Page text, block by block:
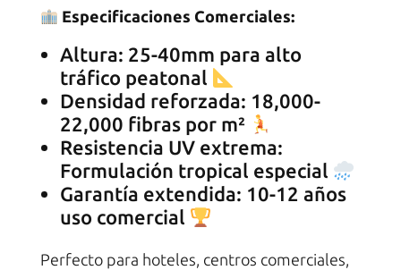
Especificaciones Comerciales:
Altura: 25-40mm para alto
tráfico peatonal
Densidad reforzada: 18,000-
22,000 fibras por m²
Resistencia UV extrema:
Formulación tropical especial
Garantía extendida: 10-12 años
uso comercial
Perfecto para hoteles, centros comerciales,